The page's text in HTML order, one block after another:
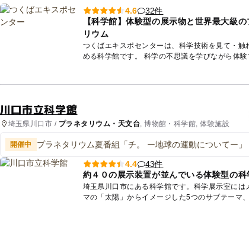
光
4.6
32件
【科学館】体験型の展示物と世界最大級の
リウム
つくばエキスポセンターは、科学技術を見て・触
める科学館です。 科学の不思議を学びながら体験
川口市立科学館
埼玉県川口市 / プラネタリウム・天文台 , 博物館・科学館, 体験施設
開催中 プラネタリウム夏番組「チ。 ー地球の運動についてー」
4.4
43件
約４０の展示装置が並んでいる体験型の科
埼玉県川口市にある科学館です。科学展示室には
マの「太陽」からイメージした5つのサブテーマ